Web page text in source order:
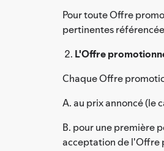
Pour toute Offre
pertinentes
L'Offre
Chaque Offre
A. au prix annoncé (le
B. pour une première
acceptation de l'Offre